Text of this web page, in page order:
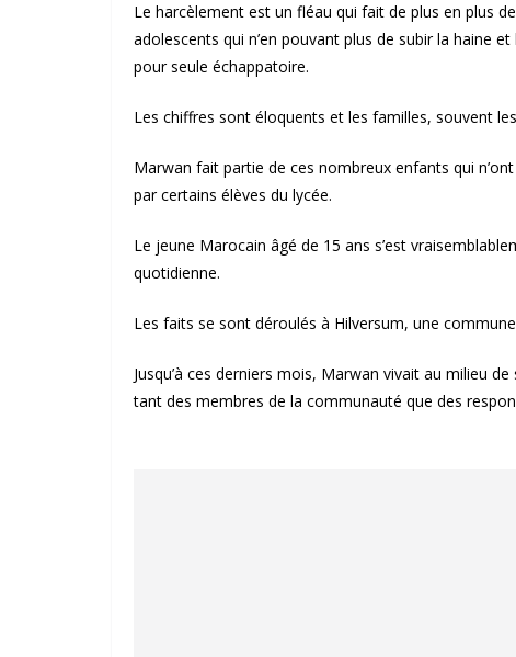
Le harcèlement est un fléau qui fait de plus en plus
adolescents qui n’en pouvant plus de subir la haine
pour seule échappatoire.
Les chiffres sont éloquents et les familles, souvent
Marwan fait partie de ces nombreux enfants qui
par certains élèves du lycée.
Le jeune Marocain âgé de 15 ans s’est
quotidienne.
Les faits se sont déroulés à Hilversum, une
Jusqu’à ces derniers mois, Marwan vivait au milieu
tant des membres de la communauté que des